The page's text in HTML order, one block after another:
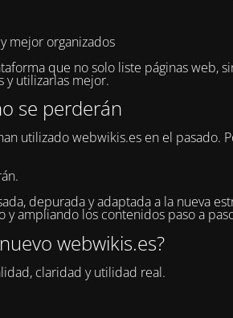
mejor organizados
que no solo liste páginas web,
y utilizarlas mejor.
se perderán
utilizado webwikis.es en el pasado.
depurada y adaptada a la nueva
ampliando los contenidos paso a
webwikis.es?
claridad y utilidad real.